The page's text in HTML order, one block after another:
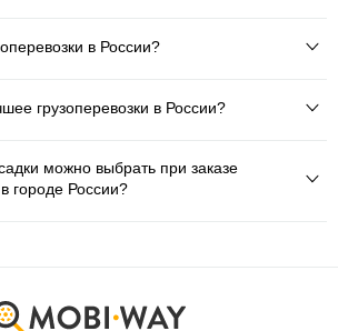
в России?
грузоперевозки в России?
можно выбрать при заказе
городе России?